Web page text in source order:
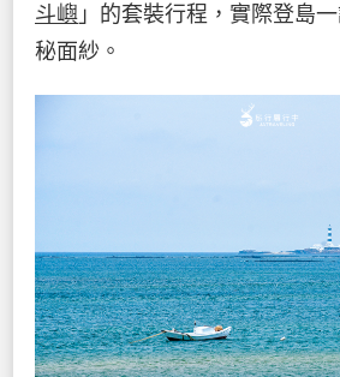
斗嶼 」的套裝行程，實際登島
秘面紗。